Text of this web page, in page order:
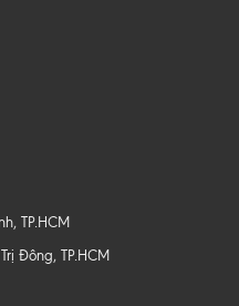
TP.HCM
Đông, TP.HCM